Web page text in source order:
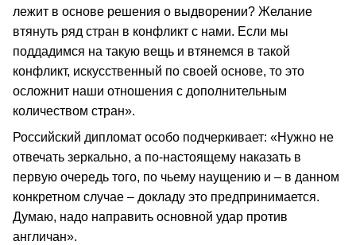
лежит в основе решения о выдворении? Желание
втянуть ряд стран в конфликт с нами. Если мы
поддадимся на такую вещь и втянемся в такой
конфликт, искусственный по своей основе, то это
осложнит наши отношения с дополнительным
количеством стран».
Российский дипломат особо подчеркивает: «Нужно не
отвечать зеркально, а по-настоящему наказать в
первую очередь того, по чьему наущению и – в данном
конкретном случае – докладу это предпринимается.
Думаю, надо направить основной удар против
англичан».